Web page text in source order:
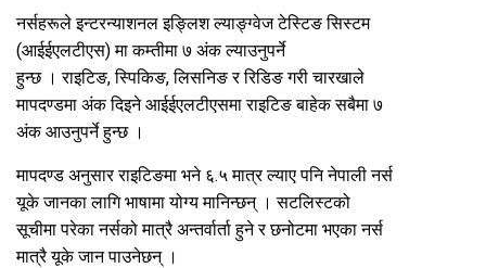
नर्सहरूले इन्टरन्याशनल इङ्लिश ल्याङ्ग्वेज टेस्टिङ सिस्टम
(आईईएलटीएस) मा कम्तीमा ७ अंक ल्याउनुपर्ने
हुन्छ । राइटिङ, स्पिकिङ, लिसनिङ र रिडिङ गरी चारखाले
मापदण्डमा अंक दिइने आईईएलटीएसमा राइटिङ बाहेक सबैमा ७
अंक आउनुपर्ने हुन्छ ।
मापदण्ड अनुसार राइटिङमा भने ६.५ मात्र ल्याए पनि नेपाली नर्स
यूके जानका लागि भाषामा योग्य मानिन्छन् । सटलिस्टको
सूचीमा परेका नर्सको मात्रै अन्तर्वार्ता हुने र छनोटमा भएका नर्स
मात्रै यूके जान पाउनेछन् ।